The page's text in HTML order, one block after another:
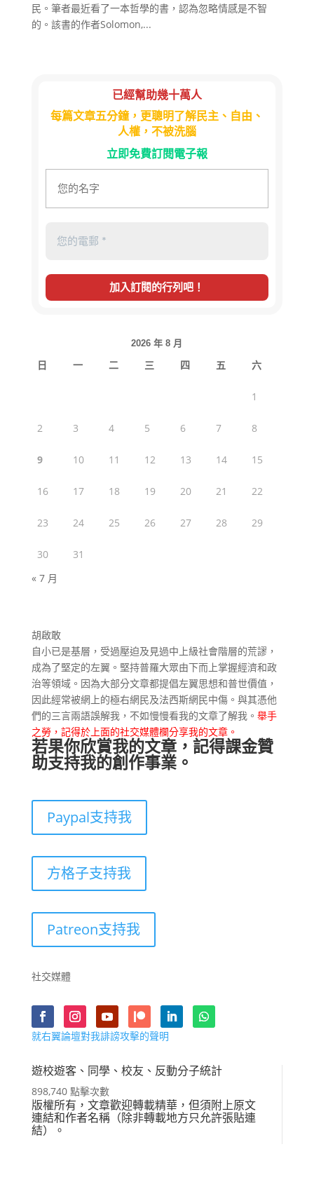
民。筆者最近看了一本哲學的書，認為忽略情感是不智
的。該書的作者Solomon,...
已經幫助幾十萬人
每篇文章五分鐘，更聰明了解民主、自由、
人權，不被洗腦
立即免費訂閱電子報
2026 年 8 月
日 一 二 三 四 五 六
1
2 3 4 5 6 7 8
9 10 11 12 13 14 15
16 17 18 19 20 21 22
23 24 25 26 27 28 29
30
31
« 7 月
胡啟敢
自小已是基層，受過壓迫及見過中上級社會階層的荒謬，
成為了堅定的左翼。堅持普羅大眾由下而上掌握經濟和政
治等領域。因為大部分文章都提倡左翼思想和普世價值，
因此經常被網上的極右網民及法西斯網民中傷。與其憑他
們的三言兩語誤解我，不如慢慢看我的文章了解我。 舉手
之勞，記得於上面的社交媒體欄分享我的文章。
若果你欣賞我的文章，記得課金贊
助支持我的創作事業。
Paypal支持我
方格子支持我
Patreon支持我
社交媒體
就右翼論壇對我誹謗攻擊的聲明
遊校遊客、同學、校友、反動分子統計
898,740 點擊次數
版權所有，文章歡迎轉載精華，但須附上原文
連結和作者名稱（除非轉載地方只允許張貼連
結）。